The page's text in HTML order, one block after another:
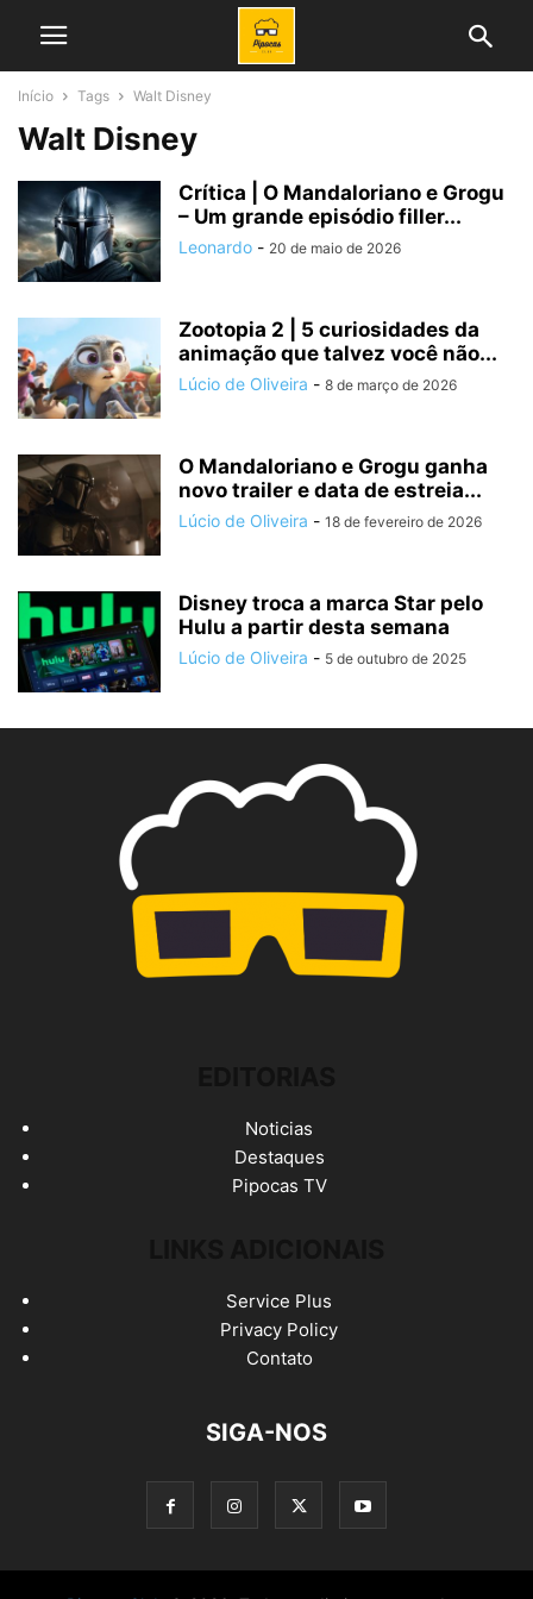
Início Tags Walt Disney
Walt Disney
Crítica | O Mandaloriano e Grogu
– Um grande episódio filler...
Leonardo - 20 de maio de 2026
Zootopia 2 | 5 curiosidades da
animação que talvez você não...
Lúcio de Oliveira - 8 de março de 2026
O Mandaloriano e Grogu ganha
novo trailer e data de estreia...
Lúcio de Oliveira - 18 de fevereiro de 2026
Disney troca a marca Star pelo
Hulu a partir desta semana
Lúcio de Oliveira - 5 de outubro de 2025
Noticias
Destaques
Pipocas TV
Service Plus
Privacy Policy
Contato
SIGA-NOS